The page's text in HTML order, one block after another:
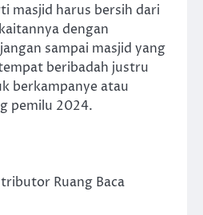
masjid harus bersih dari
dengan
sampai masjid yang
beribadah justru
berkampanye atau
pemilu 2024.
Ruang Baca